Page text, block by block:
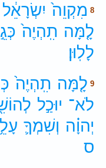
8 מִקְוֵה֙ יִשְׂרָאֵ֔ל
לָ֤מָּה תִֽהְיֶה֙
לָלֽוּן׃
9 לָ֤מָּה תִֽהְיֶה֙
לֹא־ יוּכַ֣ל
יְהוָ֗ה וְשִׁמְךָ֛
ס